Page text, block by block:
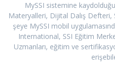
MySSI sistemine
Materyalleri, Dijital Dalış
şeye MySSI mobil
International, SSI Eğitim
Uzmanları, eğitim ve